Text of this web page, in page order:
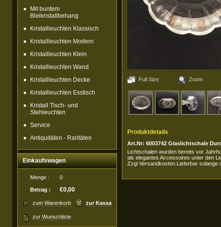
Mit buntem
Bleikristallbehang
Kristallleuchten Klassisch
Kristallleuchten Modern
Kristallleuchten Klein
Kristallleuchten Wand
Kristallleuchten Decke
Kristallleuchten Esstisch
Kristall Tisch- und
Stehleuchten
Service
Antiquitäten - Raritäten
Einkaufswagen
Menge : 0
Betrag : €0,00
zum Warenkorb zur Kassa
zur Wunschliste
Full Size Zoom
Produktdetails
Art.Nr: 6003742 Glaslichtschale
Lichtschalen wurden bereits vor
als elegantes Accessoires unter den
Zzgl Versandkosten.Lieferbar solange